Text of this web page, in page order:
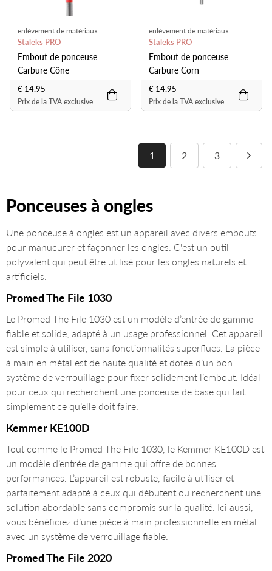
enlèvement de matériaux
Staleks PRO
Embout de ponceuse
Carbure Cône
€ 14.95
Prix de la TVA exclusive
enlèvement de matériaux
Staleks PRO
Embout de ponceuse
Carbure Corn
€ 14.95
Prix de la TVA exclusive
1 2 3
Ponceuses à ongles
Une ponceuse à ongles est un appareil avec divers embouts
pour manucurer et façonner les ongles. C'est un outil
polyvalent qui peut être utilisé pour les ongles naturels et
artificiels.
Promed The File 1030
Le Promed The File 1030 est un modèle d’entrée de gamme
fiable et solide, adapté à un usage professionnel. Cet appareil
est simple à utiliser, sans fonctionnalités superflues. La pièce
à main en métal est de haute qualité et dotée d’un bon
système de verrouillage pour fixer solidement l’embout. Idéal
pour ceux qui recherchent une ponceuse de base qui fait
simplement ce qu’elle doit faire.
Kemmer KE100D
Tout comme le Promed The File 1030, le Kemmer KE100D est
un modèle d’entrée de gamme qui offre de bonnes
performances. L’appareil est robuste, facile à utiliser et
parfaitement adapté à ceux qui débutent ou recherchent une
solution abordable sans compromis sur la qualité. Ici aussi,
vous bénéficiez d’une pièce à main professionnelle en métal
avec un système de verrouillage fiable.
Promed The File 2020